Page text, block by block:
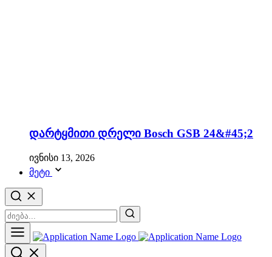
დარტყმითი დრელი Bosch GSB 24&#45;2
ივნისი 13, 2026
მეტი